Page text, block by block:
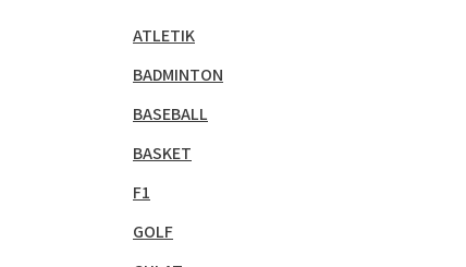
ATLETIK
BADMINTON
BASEBALL
BASKET
F1
GOLF